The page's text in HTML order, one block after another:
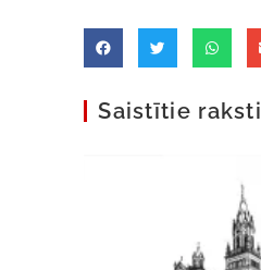
Saistītie raksti